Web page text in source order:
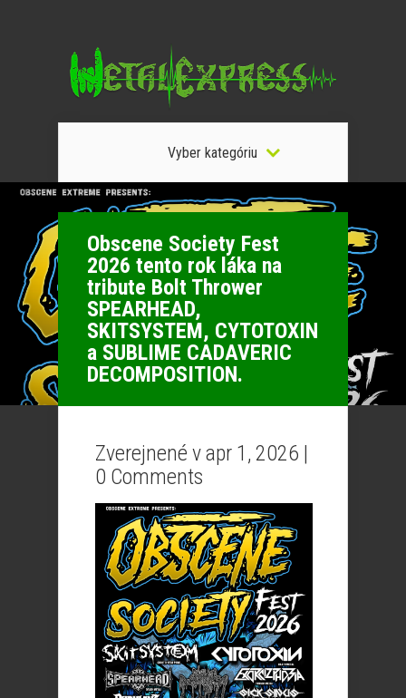
Vyber kategóriu
Obscene Society Fest
2026 tento rok láka na
tribute Bolt Thrower
SPEARHEAD,
SKITSYSTEM, CYTOTOXIN
a SUBLIME CADAVERIC
DECOMPOSITION.
Zverejnené v apr 1, 2026 |
0 Comments